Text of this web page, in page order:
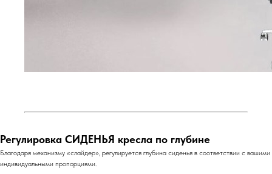
Регулировка СИДЕНЬЯ кресла по глубине
Благодаря механизму «слайдер», регулируется глубина сиденья в соответствии с вашими
индивидуальными пропорциями.